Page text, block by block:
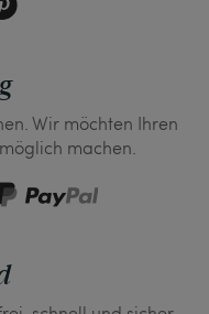
Wir möchten Ihren
machen.